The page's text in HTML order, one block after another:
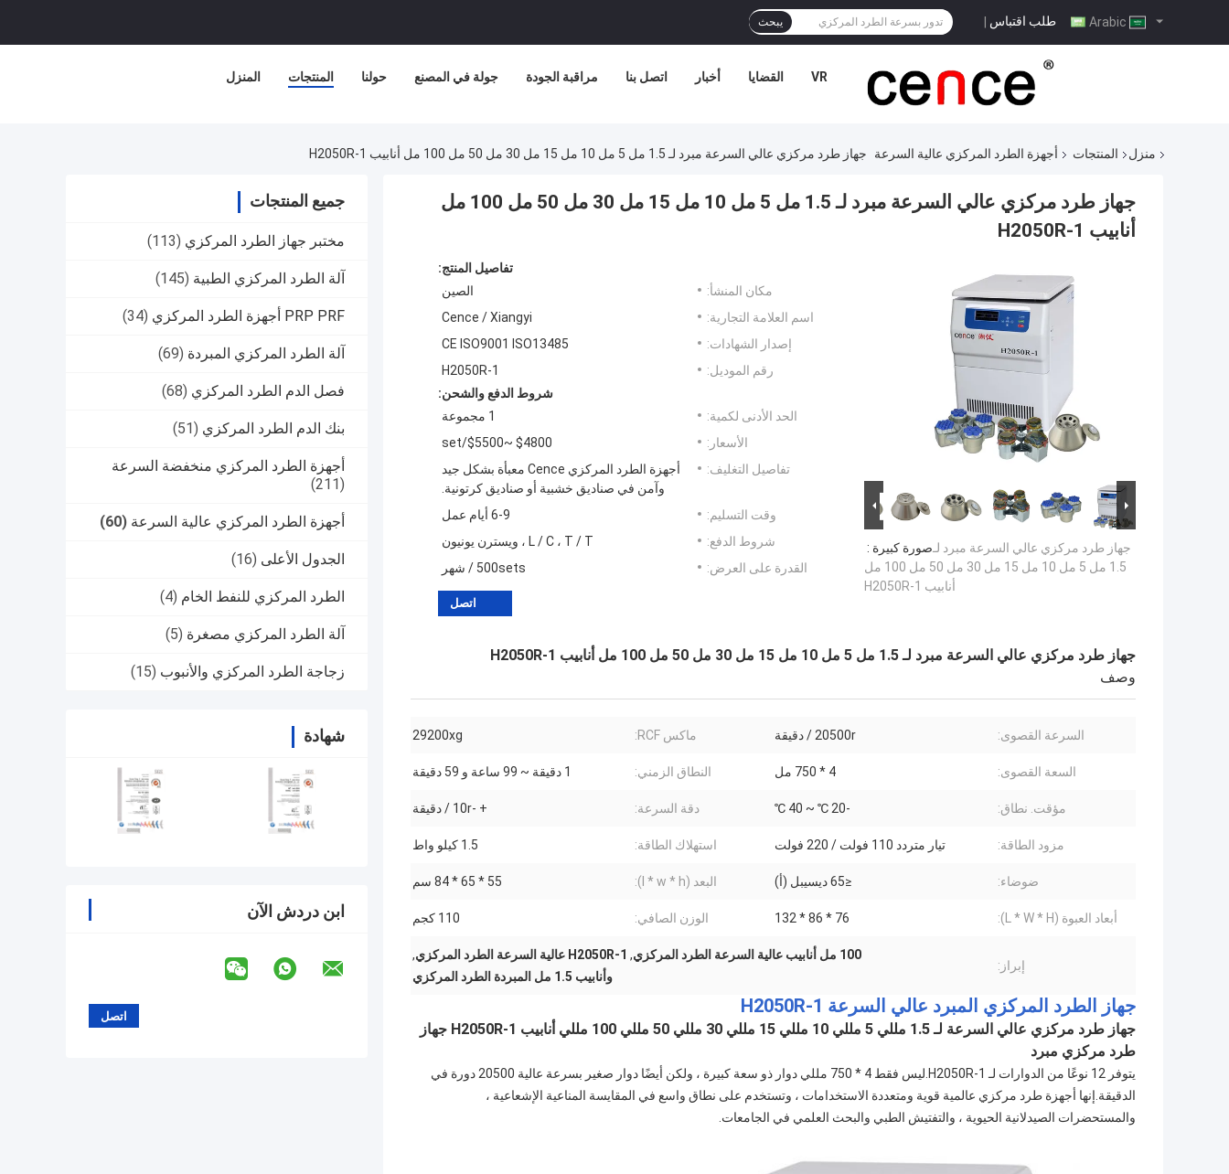
طلب اقتباس | يبحث
المنزل المنتجات حولنا جولة في المصنع مراقبة الجودة اتصل بنا أخبار القضايا VR
منزل المنتجات أجهزة الطرد المركزي عالية السرعة جهاز طرد مركزي عالي السرعة مبرد لـ 1.5 مل 5 مل 10 مل 15 مل 30 مل 50 مل 100 مل أنابيب H2050R-1
جميع المنتجات
مختبر جهاز الطرد المركزي (113)
آلة الطرد المركزي الطبية (145)
PRP PRF أجهزة الطرد المركزي (34)
آلة الطرد المركزي المبردة (69)
فصل الدم الطرد المركزي (68)
بنك الدم الطرد المركزي (51)
أجهزة الطرد المركزي منخفضة السرعة
(211)
أجهزة الطرد المركزي عالية السرعة (60)
الجدول الأعلى (16)
الطرد المركزي للنفط الخام (4)
آلة الطرد المركزي مصغرة (5)
زجاجة الطرد المركزي والأنبوب (15)
شهادة
ابن دردش الآن
جهاز طرد مركزي عالي السرعة مبرد لـ 1.5 مل 5 مل 10 مل 15 مل 30 مل 50 مل 100 مل
أنابيب H2050R-1
صورة كبيرة :جهاز طرد مركزي عالي السرعة مبرد لـ
1.5 مل 5 مل 10 مل 15 مل 30 مل 50 مل 100 مل
أنابيب H2050R-1
تفاصيل المنتج:
مكان المنشأ:
الصين
اسم العلامة التجارية:
Cence / Xiangyi
إصدار الشهادات:
CE ISO9001 ISO13485
رقم الموديل:
H2050R-1
شروط الدفع والشحن:
الحد الأدنى لكمية:
1 مجموعة
الأسعار:
$4800 ~$5500/set
تفاصيل التغليف:
أجهزة الطرد المركزي Cence معبأة بشكل جيد
وآمن في صناديق خشبية أو صناديق كرتونية.
وقت التسليم:
6-9 أيام عمل
شروط الدفع:
L / C ، T / T ، ويسترن يونيون
القدرة على العرض:
500sets / شهر
اتصل
جهاز طرد مركزي عالي السرعة مبرد لـ 1.5 مل 5 مل 10 مل 15 مل 30 مل 50 مل 100 مل أنابيب H2050R-1
وصف
السرعة القصوى: 20500r / دقيقة ماكس RCF: 29200xg
السعة القصوى: 4 * 750 مل النطاق الزمني: 1 دقيقة ~ 99 ساعة و 59 دقيقة
مؤقت. نطاق: -20 ℃ ~ 40 ℃ دقة السرعة: + -10r / دقيقة
مزود الطاقة: تيار متردد 110 فولت / 220 فولت استهلاك الطاقة: 1.5 كيلو واط
ضوضاء: ≤65 ديسيبل (أ) البعد (l * w * h): 55 * 65 * 84 سم
أبعاد العبوة (L * W * H): 76 * 86 * 132 الوزن الصافي: 110 كجم
إبراز:
100 مل أنابيب عالية السرعة الطرد المركزي , H2050R-1 عالية السرعة الطرد المركزي
,
وأنابيب 1.5 مل المبردة الطرد المركزي
جهاز الطرد المركزي المبرد عالي السرعة H2050R-1
جهاز طرد مركزي عالي السرعة لـ 1.5 مللي 5 مللي 10 مللي 15 مللي 30 مللي 50 مللي 100 مللي أنابيب H2050R-1 جهاز
طرد مركزي مبرد
يتوفر 12 نوعًا من الدوارات لـ H2050R-1.ليس فقط 4 * 750 مللي دوار ذو سعة كبيرة ، ولكن أيضًا دوار صغير بسرعة عالية 20500 دورة في
الدقيقة.إنها أجهزة طرد مركزي عالمية قوية ومتعددة الاستخدامات ، وتستخدم على نطاق واسع في المقايسة المناعية الإشعاعية ،
والمستحضرات الصيدلانية الحيوية ، والتفتيش الطبي والبحث العلمي في الجامعات.